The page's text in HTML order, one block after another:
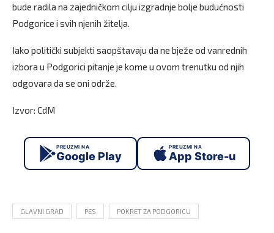
bude radila na zajedničkom cilju izgradnje bolje budućnosti
Podgorice i svih njenih žitelja.
Iako politički subjekti saopštavaju da ne bježe od vanrednih
izbora u Podgorici pitanje je kome u ovom trenutku od njih
odgovara da se oni održe.
Izvor: CdM
PREUZMI NA
Google Play
PREUZMI NA
App Store-u
GLAVNI GRAD PES POKRET ZA PODGORICU